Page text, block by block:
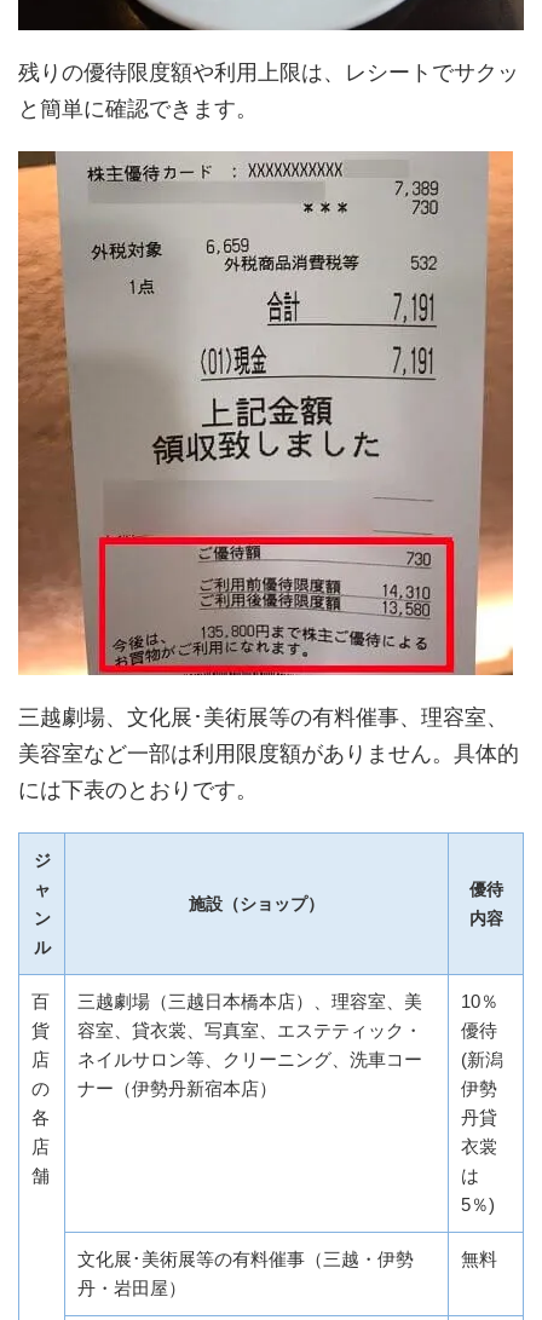
残りの優待限度額や利用上限は、レシートでサクッ
と簡単に確認できます。
三越劇場、文化展･美術展等の有料催事、理容室、
美容室など一部は利用限度額がありません。具体的
には下表のとおりです。
ジ
ャ
ン
ル
施設（ショップ）
優待
内容
百
貨
店
の
各
店
舗
三越劇場（三越日本橋本店）、理容室、美
容室、貸衣裳、写真室、エステティック・
ネイルサロン等、クリーニング、洗車コー
ナー（伊勢丹新宿本店）
10％
優待
(新潟
伊勢
丹貸
衣裳
は
5％)
文化展･美術展等の有料催事（三越・伊勢
丹・岩田屋）
無料